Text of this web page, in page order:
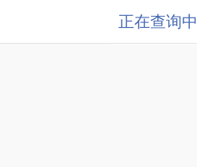
正在查询中